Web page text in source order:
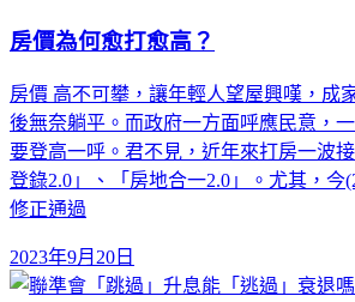
房價為何愈打愈高？
房價 高不可攀，讓年輕人望屋興嘆，成
後無奈躺平。而政府一方面呼應民意，
要登高一呼。君不見，近年來打房一波
登錄2.0」、「房地合一2.0」。尤其，今
修正通過
2023年9月20日